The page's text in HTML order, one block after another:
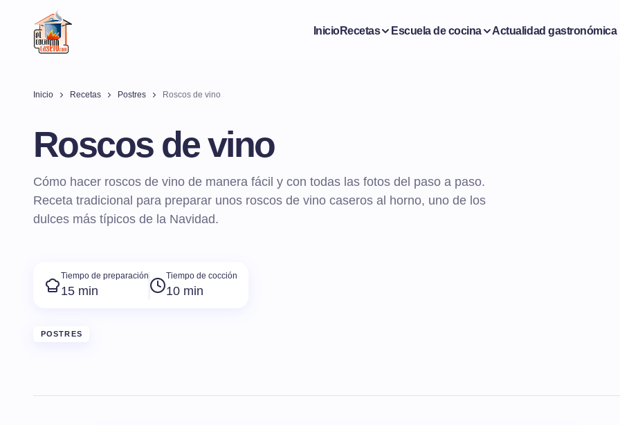
InicioRecetas Escuela de cocina Actualidad gastronómica
Inicio Recetas Postres Roscos de vino
Roscos de vino
Cómo hacer roscos de vino de manera fácil y con todas las fotos del paso a paso.
Receta tradicional para preparar unos roscos de vino caseros al horno, uno de los
dulces más típicos de la Navidad.
Tiempo de preparación
15 min
Tiempo de cocción
10 min
POSTRES